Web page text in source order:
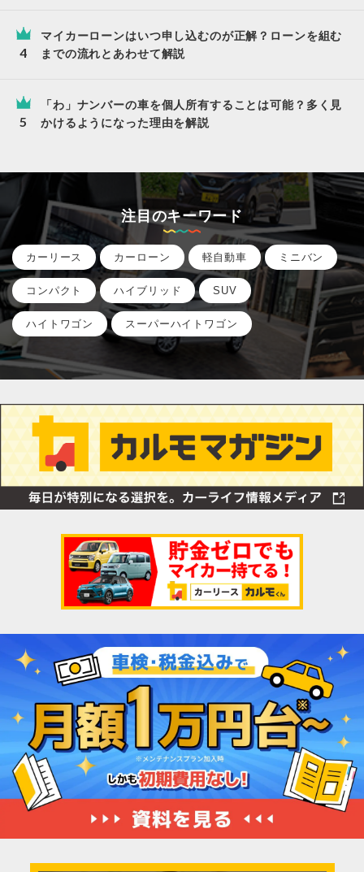
マイカーローンはいつ申し込むのが正解？ローンを組む
までの流れとあわせて解説
「わ」ナンバーの車を個人所有することは可能？多く見
かけるようになった理由を解説
注目のキーワード
カーリース カーローン 軽自動車 ミニバン
コンパクト ハイブリッド SUV
ハイトワゴン スーパーハイトワゴン